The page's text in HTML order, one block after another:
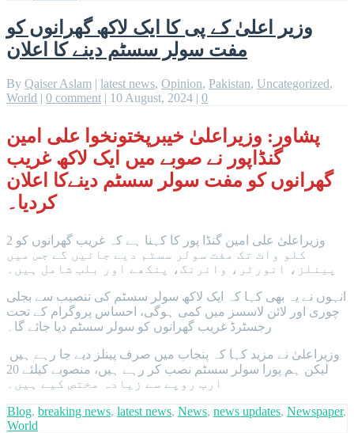
وزیر اعلیٰ کے پی کا ایک لاکھ گھرانوں کو
مفت سولر سسٹم دینے کا اعلان
By Qaiser Aslam | latest news, Opinion, Pakistan, Uncategorized,
World | 0 comment | 10 August, 2024 | 0
پشاور: وزیراعلیٰ خیبرپختونخوا علی امین
گنڈاپور نے صوبے میں ایک لاکھ غریب
گھرانوں کو مفت سولر سسٹم دینےکا اعلان
کردیا۔
وزیراعلیٰ علی امین گنڈا پور کا کہنا ہے کہ غریب گھرانوں کو 2
کلو واٹ تک مفت سولر سسٹم دیے جائیں گے جس میں
پینلز، انورٹر، وائرنگ، پنکھے اور بلب شامل ہیں۔
انہوں نے یہ بھی کہا کہ ایک لاکھ سولر سسٹم کی تنصیب سے بجلی
چوری اور لائن لاسسز میں کمی ہوگی، احساس پروگرام کے تحت
رجسٹرڈ غریب گھرانوں کو سولر سسٹم دیا جائے گا۔
لیکن ہم پورا سولر سسٹم نصب کر رہے ہیں، منصوبے کیلئے 20
ارب روپے سے زیادہ مختص کیے ہیں۔
Blog, breaking news, latest news, News, news updates, Newspaper,
World